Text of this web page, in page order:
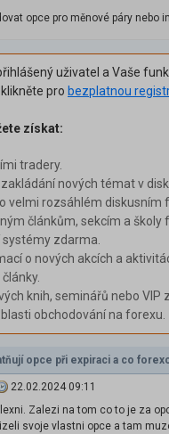
opce pro měnové páry
uživatel a Vaše
pro bezplatnou
získat:
tradery.
nových témat v
velmi rozsáhlém diskusním
článkům, sekcím a školy
systémy zdarma.
o nových akcích a
knih, seminářů nebo VIP
obchodování na forexu.
opce při expiraci a co
22.02.2024 09:11
Zalezi na tom co to je za
svoje vlastni opce a tam